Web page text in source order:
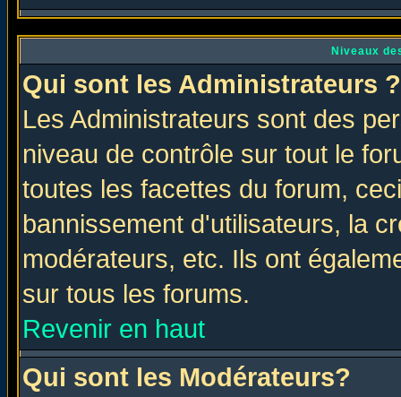
Niveaux
Qui sont les Administrateurs ?
Les Administrateurs sont des
niveau de contrôle sur tout le
toutes les facettes du forum,
bannissement d'utilisateurs, la
modérateurs, etc. Ils ont
sur tous les forums.
Revenir en haut
Qui sont les Modérateurs?